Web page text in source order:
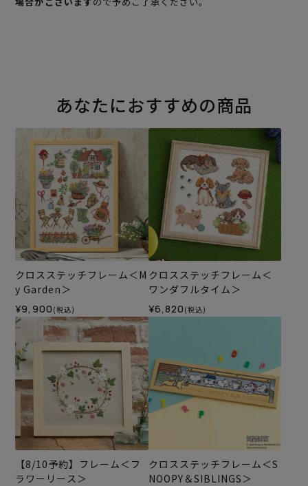
あなたにおすすめの商品
クロスステッチフレーム＜M
y Garden＞
¥9,900 (税込)
クロスステッチフレーム＜
ワンダフルタイム＞
¥6,820 (税込)
【8/10予約】フレーム＜フ
ラワーリース＞
クロスステッチフレーム＜S
NOOPY＆SIBLINGS＞